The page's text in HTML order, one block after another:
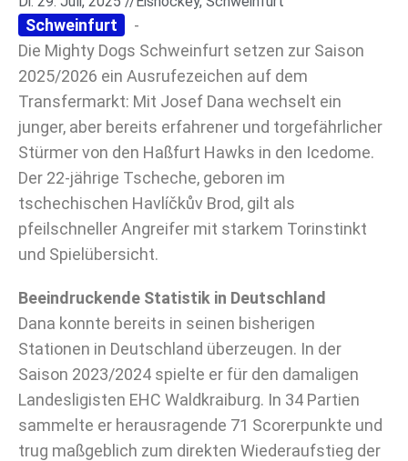
Schweinfurt
-
Die Mighty Dogs Schweinfurt setzen zur Saison
2025/2026 ein Ausrufezeichen auf dem
Transfermarkt: Mit Josef Dana wechselt ein
junger, aber bereits erfahrener und torgefährlicher
Stürmer von den Haßfurt Hawks in den Icedome.
Der 22-jährige Tscheche, geboren im
tschechischen Havlíčkův Brod, gilt als
pfeilschneller Angreifer mit starkem Torinstinkt
und Spielübersicht.
Beeindruckende Statistik in Deutschland
Dana konnte bereits in seinen bisherigen
Stationen in Deutschland überzeugen. In der
Saison 2023/2024 spielte er für den damaligen
Landesligisten EHC Waldkraiburg. In 34 Partien
sammelte er herausragende 71 Scorerpunkte und
trug maßgeblich zum direkten Wiederaufstieg der